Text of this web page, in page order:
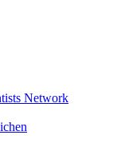
Network